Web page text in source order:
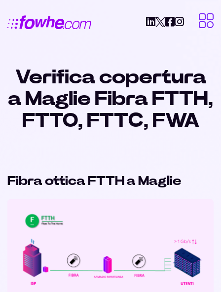
Verifica copertura
a Maglie Fibra FTTH,
FTTO, FTTC, FWA
Fibra ottica FTTH a Maglie